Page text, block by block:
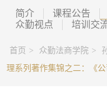
简介 课程公告
众勤视点
培训交
首页 > 众勤法商学院 >
理系列著作集锦之二：《